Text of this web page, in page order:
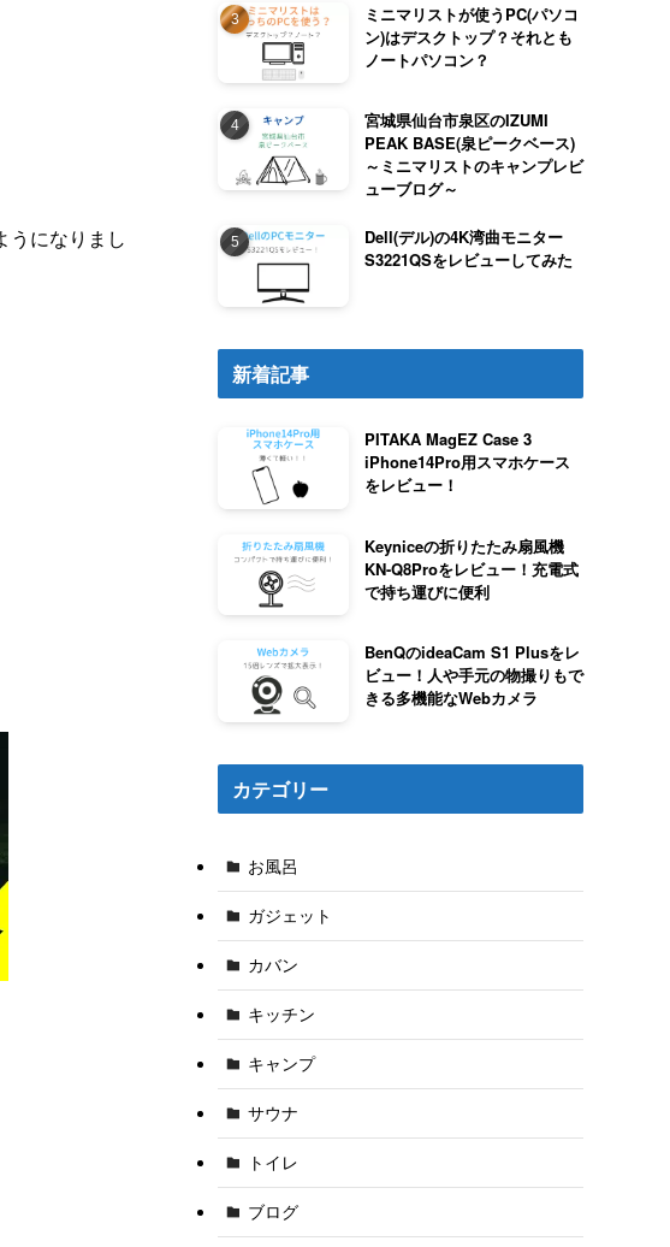
うになりまし
ミニマリストが使うPC(パソコ
ン)はデスクトップ？それとも
ノートパソコン？
宮城県仙台市泉区のIZUMI
PEAK BASE(泉ピークベース)
～ミニマリストのキャンプレビ
ューブログ～
Dell(デル)の4K湾曲モニター
S3221QSをレビューしてみた
新着記事
PITAKA MagEZ Case 3
iPhone14Pro用スマホケース
をレビュー！
Keyniceの折りたたみ扇風機
KN-Q8Proをレビュー！充電式
で持ち運びに便利
BenQのideaCam S1 Plusをレ
ビュー！人や手元の物撮りもで
きる多機能なWebカメラ
カテゴリー
お風呂
ガジェット
カバン
キッチン
キャンプ
サウナ
トイレ
ブログ